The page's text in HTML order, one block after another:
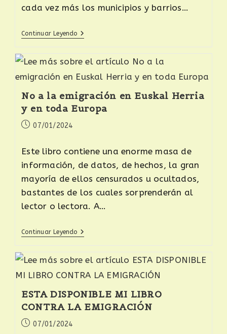
cada vez más los municipios y barrios…
Continuar Leyendo
No a la emigración en Euskal Herria
y en toda Europa
07/01/2024
Este libro contiene una enorme masa de
información, de datos, de hechos, la gran
mayoría de ellos censurados u ocultados,
bastantes de los cuales sorprenderán al
lector o lectora. A…
Continuar Leyendo
ESTA DISPONIBLE MI LIBRO
CONTRA LA EMIGRACIÓN
07/01/2024